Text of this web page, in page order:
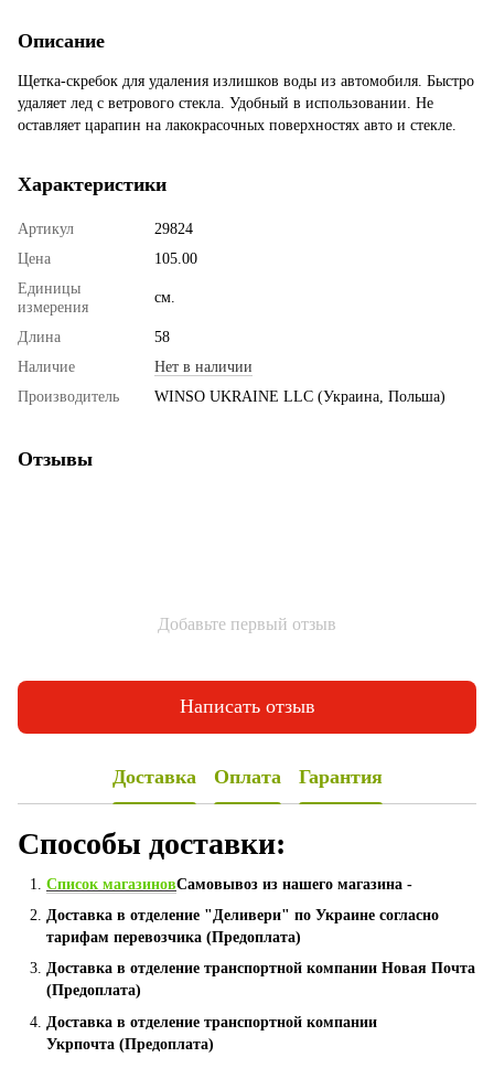
Описание
Щетка-скребок для удаления излишков воды из автомобиля. Быстро
удаляет лед с ветрового стекла. Удобный в использовании. Не
оставляет царапин на лакокрасочных поверхностях авто и стекле.
Характеристики
Артикул
29824
Цена
105.00
Единицы
измерения
см.
Длина
58
Наличие
Нет в наличии
Производитель
WINSO UKRAINE LLC (Украина, Польша)
Отзывы
Добавьте первый отзыв
Написать отзыв
Доставка Оплата Гарантия
Способы доставки:
Список магазиновСамовывоз из нашего магазина -
Доставка в отделение "Деливери" по Украине согласно
тарифам перевозчика (Предоплата)
Доставка в отделение транспортной компании Новая Почта
(Предоплата)
Доставка в отделение транспортной компании
Укрпочта (Предоплата)